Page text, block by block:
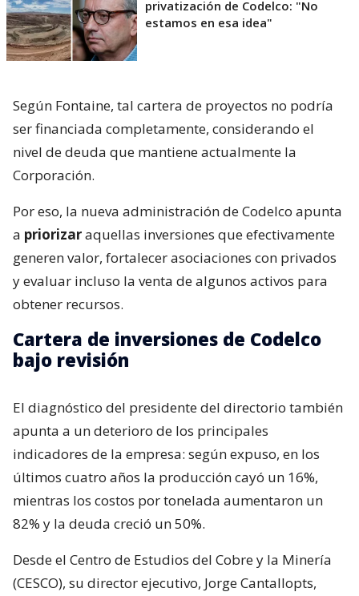
privatización de Codelco: "No
estamos en esa idea"
Según Fontaine, tal cartera de proyectos no podría
ser financiada completamente, considerando el
nivel de deuda que mantiene actualmente la
Corporación.
Por eso, la nueva administración de Codelco apunta
a priorizaraquellas inversiones que efectivamente
generen valor, fortalecer asociaciones con privados
y evaluar incluso la venta de algunos activos para
obtener recursos.
Cartera de inversiones de Codelco
bajo revisión
El diagnóstico del presidente del directorio también
apunta a un deterioro de los principales
indicadores de la empresa: según expuso, en los
últimos cuatro años la producción cayó un 16%,
mientras los costos por tonelada aumentaron un
82% y la deuda creció un 50%.
Desde el Centro de Estudios del Cobre y la Minería
(CESCO), su director ejecutivo, Jorge Cantallopts,